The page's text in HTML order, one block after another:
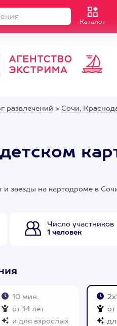
Каталог
развлечений > Сочи,
и заезды на картодроме в
Число участников
1 человек
10 мин.
от 14 лет
и для взрослых
от